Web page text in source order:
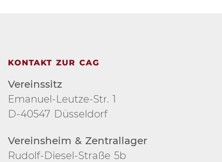
KONTAKT ZUR CAG
Vereinssitz
Emanuel-Leutze-Str. 1
D-40547 Düsseldorf
Vereinsheim & Zentrallager
Rudolf-Diesel-Straße 5b